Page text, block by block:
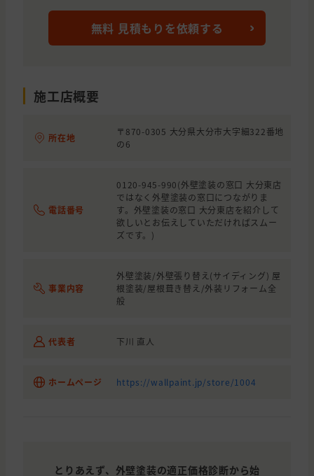
無料 見積もりを依頼する
施工店概要
所在地
〒870-0305 大分県大分市大字細322番地
の6
電話番号
0120-945-990(外壁塗装の窓口 大分東店
ではなく外壁塗装の窓口につながりま
す。外壁塗装の窓口 大分東店を紹介して
欲しいとお伝えしていただければスムー
ズです。)
事業内容
外壁塗装/外壁張り替え(サイディング) 屋
根塗装/屋根葺き替え/外装リフォーム全
般
代表者 下川 直人
ホームページ https://wallpaint.jp/store/1004
とりあえず、外壁塗装の適正価格診断から始